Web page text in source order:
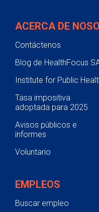
ACERCA DE
Contáctenos
Blog de HealthFocus
Institute for Public
Tasa impositiva
adoptada para 2025
Avisos públicos e
informes
Voluntario
EMPLEOS
Buscar empleo